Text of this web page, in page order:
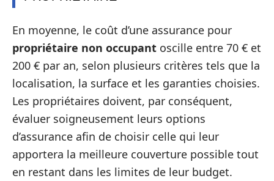
En moyenne, le coût d’une assurance pour
propriétaire non occupant oscille entre 70 € et
200 € par an, selon plusieurs critères tels que la
localisation, la surface et les garanties choisies.
Les propriétaires doivent, par conséquent,
évaluer soigneusement leurs options
d’assurance afin de choisir celle qui leur
apportera la meilleure couverture possible tout
en restant dans les limites de leur budget.